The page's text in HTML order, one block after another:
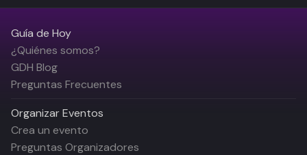
Guía de Hoy
¿Quiénes somos?
GDH Blog
Preguntas Frecuentes
Organizar Eventos
Crea un evento
Preguntas Organizadores